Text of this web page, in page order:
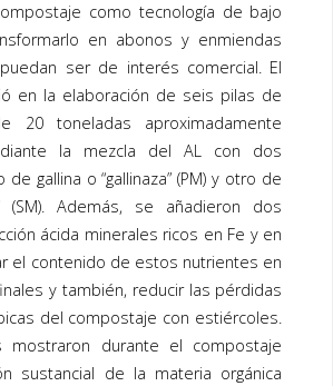
como tecnología de bajo
en abonos y enmiendas
ser de interés comercial. El
en la elaboración de seis pilas de
20 toneladas aproximadamente
la mezcla del AL con dos
gallina o “gallinaza” (PM) y otro de
(SM). Además, se añadieron dos
ácida minerales ricos en Fe y en
el contenido de estos nutrientes en
y también, reducir las pérdidas
del compostaje con estiércoles.
mostraron durante el compostaje
sustancial de la materia orgánica